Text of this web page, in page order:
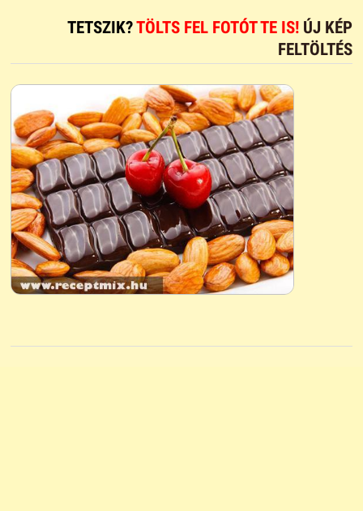
TETSZIK?TÖLTS FEL FOTÓT TE IS! ÚJ KÉP
FELTÖLTÉS